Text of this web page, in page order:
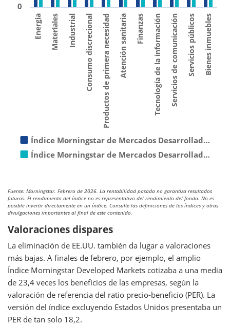
Índice Morningstar de Mercados Desarrollad…
Índice Morningstar de Mercados Desarrollad…
0
Energia Materiales Industrial Consumo discrecionalProductos de primera necesidadAtención sanitaria Finanzas Tecnología de la informaciónServicios de comunicaciónServicios públicosBienes inmuebles
Fuente: Morningstar. Febrero de 2026. La rentabilidad pasada no garantiza resultados
futuros. El rendimiento del índice no es representativo del rendimiento del fondo. No es
posible invertir directamente en un índice. Consulte las definiciones de los índices y otras
divulgaciones importantes al final de este contenido.
Valoraciones dispares
La eliminación de EE.UU. también da lugar a valoraciones
más bajas. A finales de febrero, por ejemplo, el amplio
Índice Morningstar Developed Markets cotizaba a una media
de 23,4 veces los beneficios de las empresas, según la
valoración de referencia del ratio precio-beneficio (PER). La
versión del índice excluyendo Estados Unidos presentaba un
PER de tan solo 18,2.